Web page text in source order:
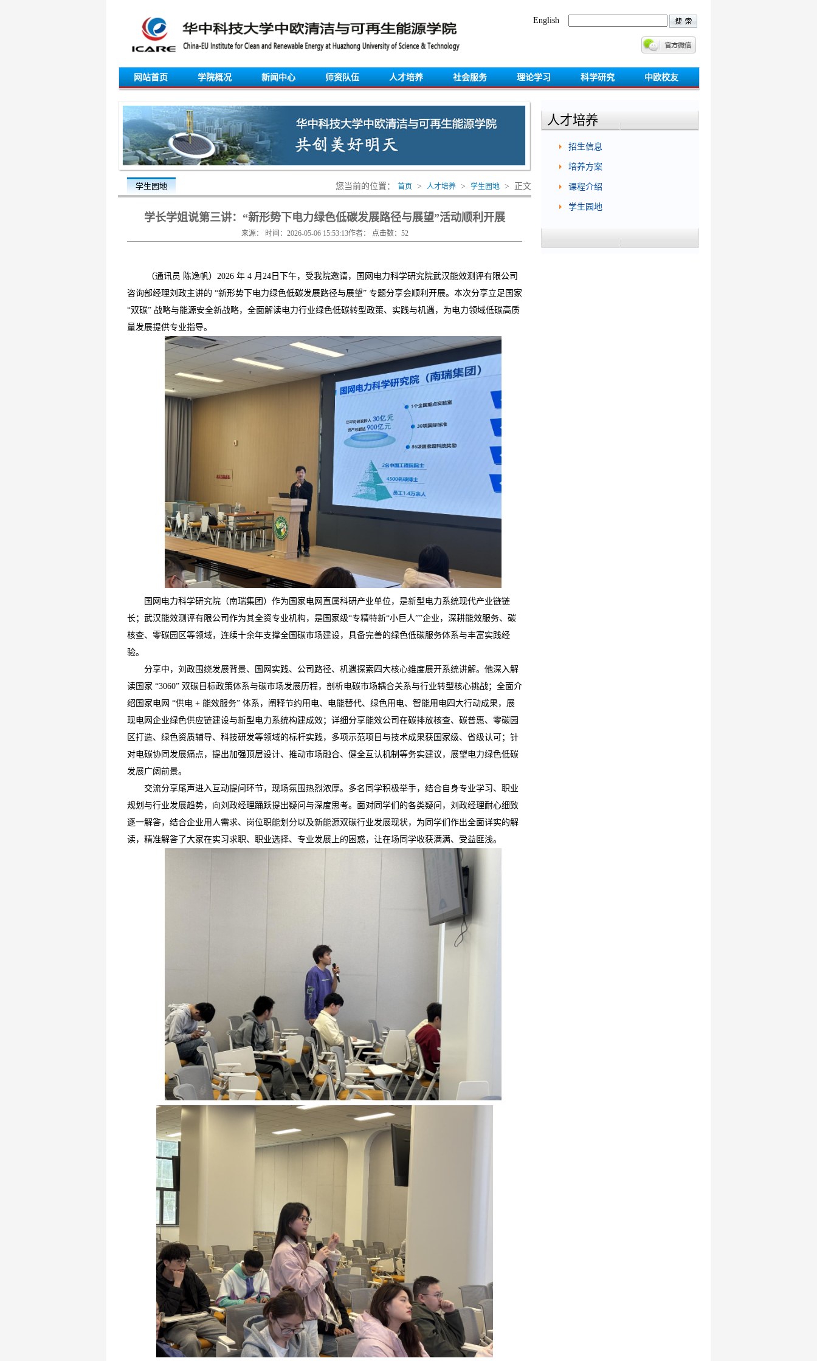
English
网站首页 学院概况 新闻中心 师资队伍 人才培养 社会服务 理论学习 科学研究 中欧校友
学生园地 您当前的位置： 首页 > 人才培养 > 学生园地 > 正文
学长学姐说第三讲：“新形势下电力绿色低碳发展路径与展望”活动顺利开展
来源： 时间：2026-05-06 15:53:13作者： 点击数： 52
（通讯员 陈逸帆）2026 年 4 月24日下午，受我院邀请，国网电力科学研究院武汉能效测评有限公司
咨询部经理刘政主讲的 “新形势下电力绿色低碳发展路径与展望” 专题分享会顺利开展。本次分享立足国家
“双碳” 战略与能源安全新战略，全面解读电力行业绿色低碳转型政策、实践与机遇，为电力领域低碳高质
量发展提供专业指导。
国网电力科学研究院（南瑞集团）作为国家电网直属科研产业单位，是新型电力系统现代产业链链
长；武汉能效测评有限公司作为其全资专业机构，是国家级“专精特新“小巨人””企业，深耕能效服务、碳
核查、零碳园区等领域，连续十余年支撑全国碳市场建设，具备完善的绿色低碳服务体系与丰富实践经
验。
分享中，刘政围绕发展背景、国网实践、公司路径、机遇探索四大核心维度展开系统讲解。他深入解
读国家 “3060” 双碳目标政策体系与碳市场发展历程，剖析电碳市场耦合关系与行业转型核心挑战；全面介
绍国家电网 “供电 + 能效服务” 体系，阐释节约用电、电能替代、绿色用电、智能用电四大行动成果，展
现电网企业绿色供应链建设与新型电力系统构建成效；详细分享能效公司在碳排放核查、碳普惠、零碳园
区打造、绿色资质辅导、科技研发等领域的标杆实践，多项示范项目与技术成果获国家级、省级认可；针
对电碳协同发展痛点，提出加强顶层设计、推动市场融合、健全互认机制等务实建议，展望电力绿色低碳
发展广阔前景。
交流分享尾声进入互动提问环节，现场氛围热烈浓厚。多名同学积极举手，结合自身专业学习、职业
规划与行业发展趋势，向刘政经理踊跃提出疑问与深度思考。面对同学们的各类疑问，刘政经理耐心细致
逐一解答，结合企业用人需求、岗位职能划分以及新能源双碳行业发展现状，为同学们作出全面详实的解
读，精准解答了大家在实习求职、职业选择、专业发展上的困惑，让在场同学收获满满、受益匪浅。
人才培养
招生信息
培养方案
课程介绍
学生园地